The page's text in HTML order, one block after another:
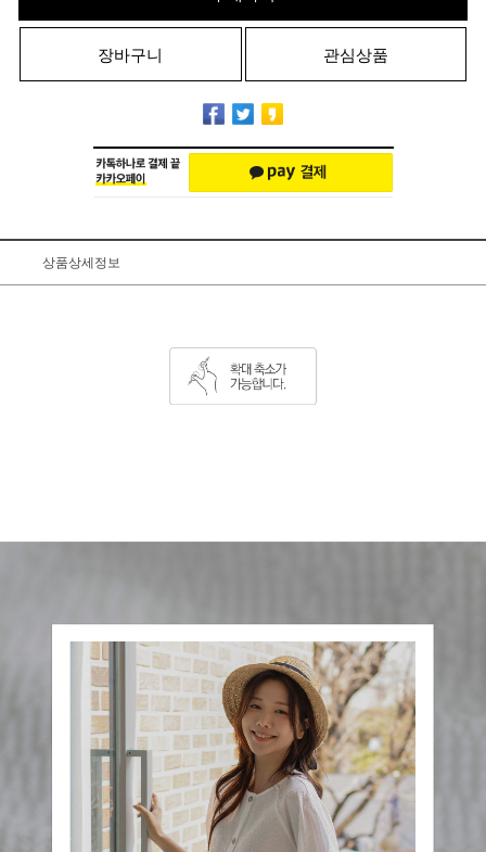
장바구니 관심상품
상품상세정보